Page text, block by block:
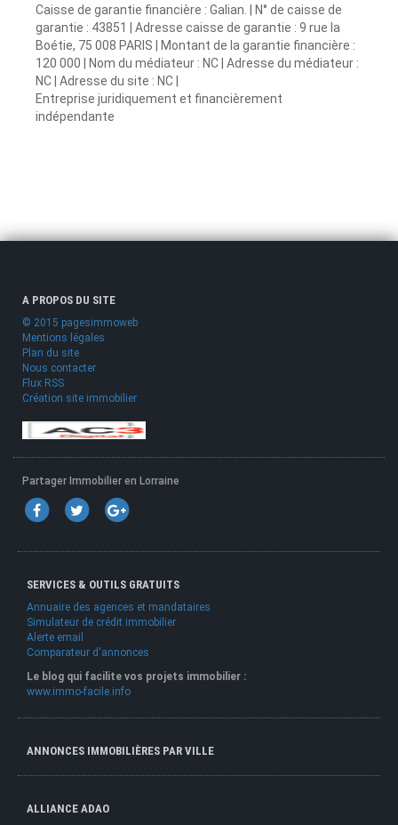
Caisse de garantie financière : Galian. | N° de caisse de
garantie : 43851 | Adresse caisse de garantie : 9 rue la
Boétie, 75 008 PARIS | Montant de la garantie financière :
120 000 | Nom du médiateur : NC | Adresse du médiateur :
NC | Adresse du site : NC |
Entreprise juridiquement et financièrement
indépendante
A PROPOS DU SITE
© 2015 pagesimmoweb
Mentions légales
Plan du site
Nous contacter
Flux RSS
Création site immobilier
Partager Immobilier en Lorraine
SERVICES & OUTILS GRATUITS
Annuaire des agences et mandataires
Simulateur de crédit immobilier
Alerte email
Comparateur d'annonces
Le blog qui facilite vos projets immobilier :
www.immo-facile.info
ANNONCES IMMOBILIÈRES PAR VILLE
ALLIANCE ADAO